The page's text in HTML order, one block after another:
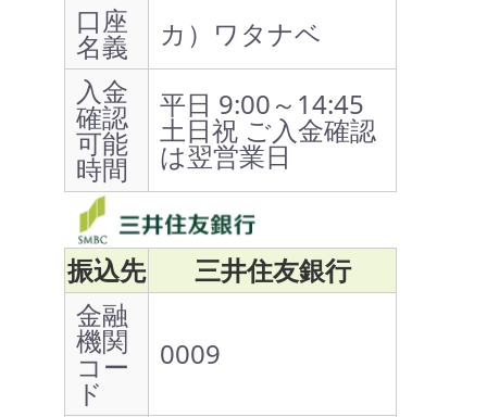
口座
名義
カ）ワタナベ
入金
確認
可能
時間
平日 9:00～14:45
土日祝 ご入金確認
は翌営業日
振込先
三井住友銀行
金融
機関
コー
ド
0009